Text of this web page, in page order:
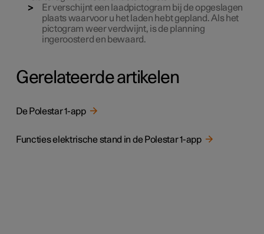
Er verschijnt een laadpictogram bij de opgeslagen
plaats waarvoor u het laden hebt gepland. Als het
pictogram weer verdwijnt, is de planning
ingeroosterd en bewaard.
Gerelateerde artikelen
De Polestar 1-app
Functies elektrische stand in de Polestar 1-app